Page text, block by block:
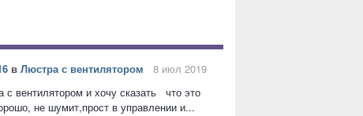
в Люстра с вентилятором
8 июл 2019
с вентилятором и хочу сказать что это
не шумит,прост в управлении и...